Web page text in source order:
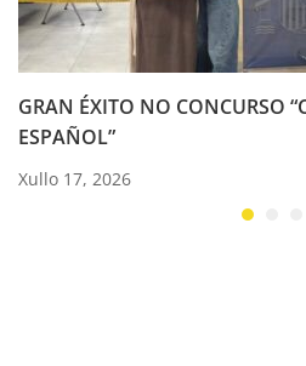
GRAN ÉXITO NO CONCURSO
ESPAÑOL”
Xullo 17, 2026